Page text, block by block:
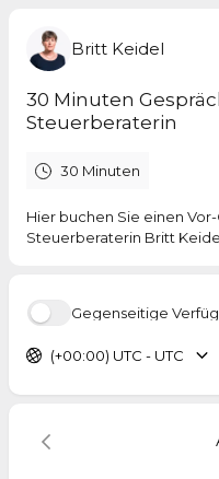
Britt Keidel
30 Minuten
Steuerberaterin
30 Minuten
Hier buchen Sie einen
Steuerberaterin Britt
Gegenseitige
(+00:00) UTC - UTC